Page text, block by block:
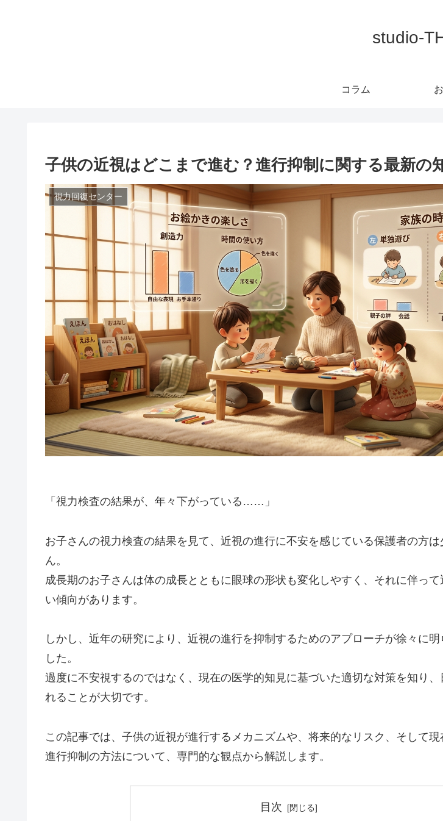
studio-
コラム
子供の近視はどこまで進む？進行抑制に関する最新の
視力回復センター
「視力検査の結果が、年々下がっている……」
お子さんの視力検査の結果を見て、近視の進行に不安を感じている保護者の方
ん。
成長期のお子さんは体の成長とともに眼球の形状も変化しやすく、それに伴っ
い傾向があります。
しかし、近年の研究により、近視の進行を抑制するためのアプローチが徐々に明
した。
過度に不安視するのではなく、現在の医学的知見に基づいた適切な対策を知り、
れることが大切です。
この記事では、子供の近視が進行するメカニズムや、将来的なリスク、そして
進行抑制の方法について、専門的な観点から解説します。
目次